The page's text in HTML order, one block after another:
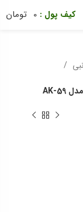
0 تومان